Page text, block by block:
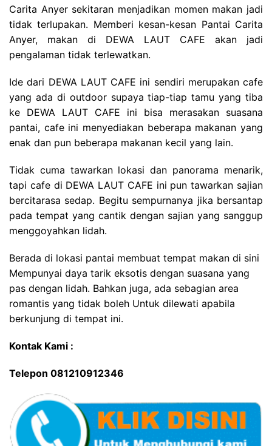
Carita Anyer sekitaran menjadikan momen makan jadi
tidak terlupakan. Memberi kesan-kesan Pantai Carita
Anyer, makan di DEWA LAUT CAFE akan jadi
pengalaman tidak terlewatkan.
Ide dari DEWA LAUT CAFE ini sendiri merupakan cafe
yang ada di outdoor supaya tiap-tiap tamu yang tiba
ke DEWA LAUT CAFE ini bisa merasakan suasana
pantai, cafe ini menyediakan beberapa makanan yang
enak dan pun beberapa makanan kecil yang lain.
Tidak cuma tawarkan lokasi dan panorama menarik,
tapi cafe di DEWA LAUT CAFE ini pun tawarkan sajian
bercitarasa sedap. Begitu sempurnanya jika bersantap
pada tempat yang cantik dengan sajian yang sanggup
menggoyahkan lidah.
Berada di lokasi pantai membuat tempat makan di sini
Mempunyai daya tarik eksotis dengan suasana yang
pas dengan lidah. Bahkan juga, ada sebagian area
romantis yang tidak boleh Untuk dilewati apabila
berkunjung di tempat ini.
Kontak Kami :
Telepon 081210912346